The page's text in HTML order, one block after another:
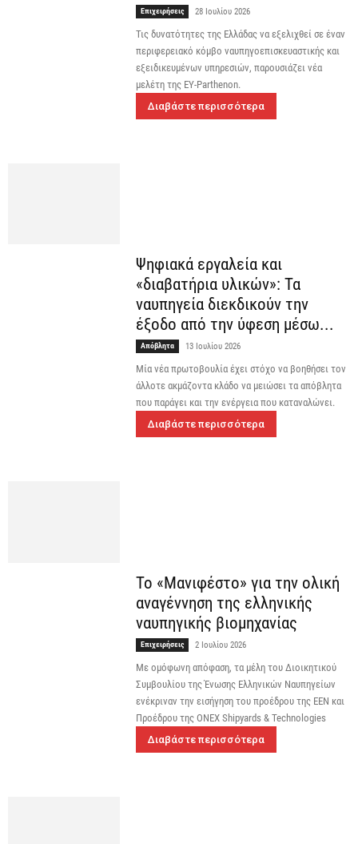
Επιχειρήσεις 28 Ιουλίου 2026
Τις δυνατότητες της Ελλάδας να εξελιχθεί σε έναν
περιφερειακό κόμβο ναυπηγοεπισκευαστικής και
εξειδικευμένων υπηρεσιών, παρουσιάζει νέα
μελέτη της EY-Parthenon.
Διαβάστε περισσότερα
Ψηφιακά εργαλεία και
«διαβατήρια υλικών»: Τα
ναυπηγεία διεκδικούν την
έξοδο από την ύφεση μέσω...
Απόβλητα 13 Ιουλίου 2026
Μία νέα πρωτοβουλία έχει στόχο να βοηθήσει τον
άλλοτε ακμάζοντα κλάδο να μειώσει τα απόβλητα
που παράγει και την ενέργεια που καταναλώνει.
Διαβάστε περισσότερα
Το «Μανιφέστο» για την ολική
αναγέννηση της ελληνικής
ναυπηγικής βιομηχανίας
Επιχειρήσεις 2 Ιουλίου 2026
Με ομόφωνη απόφαση, τα μέλη του Διοικητικού
Συμβουλίου της Ένωσης Ελληνικών Ναυπηγείων
ενέκριναν την εισήγηση του προέδρου της ΕΕΝ και
Προέδρου της ONEX Shipyards & Technologies
Διαβάστε περισσότερα